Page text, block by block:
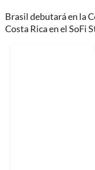
Brasil debutará en la
Costa Rica en el SoFi